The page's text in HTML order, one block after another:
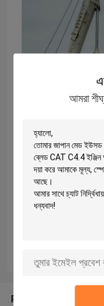
আমরা
Recommended